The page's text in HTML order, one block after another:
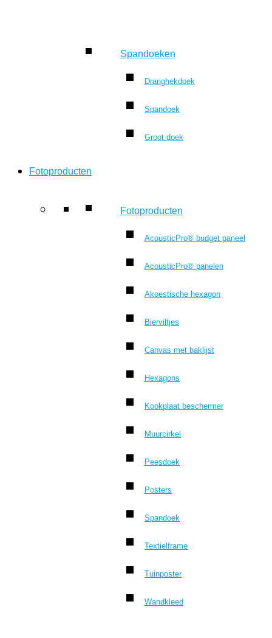
Spandoeken
Dranghekdoek
Spandoek
Groot doek
Fotoproducten
Fotoproducten
AcousticPro® budget paneel
AcousticPro® panelen
Akoestische hexagon
Bierviltjes
Canvas met baklijst
Hexagons
Kookplaat beschermer
Muurcirkel
Peesdoek
Posters
Spandoek
Textielframe
Tuinposter
Wandkleed